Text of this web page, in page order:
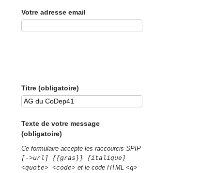
Votre adresse email
Titre (obligatoire)
Texte de votre message
(obligatoire)
Ce formulaire accepte les raccourcis SPIP
[->url] {{gras}} {italique}
<quote> <code> et le code HTML<q>